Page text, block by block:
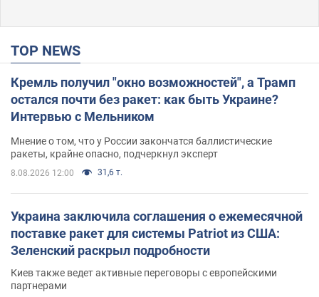
TOP NEWS
Кремль получил "окно возможностей", а Трамп
остался почти без ракет: как быть Украине?
Интервью с Мельником
Мнение о том, что у России закончатся баллистические
ракеты, крайне опасно, подчеркнул эксперт
8.08.2026 12:00 31,6 т.
Украина заключила соглашения о ежемесячной
поставке ракет для системы Patriot из США:
Зеленский раскрыл подробности
Киев также ведет активные переговоры с европейскими
партнерами